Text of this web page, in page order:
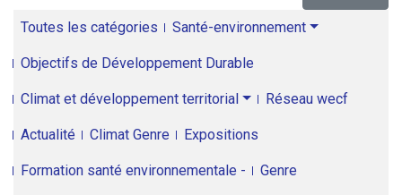
Toutes les catégories Santé-environnement
Objectifs de Développement Durable
Climat et développement territorial Réseau wecf
Actualité Climat Genre Expositions
Formation santé environnementale - Genre